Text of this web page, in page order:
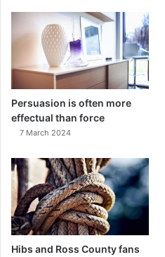
Persuasion is often more
effectual than force
7 March 2024
Hibs and Ross County fans